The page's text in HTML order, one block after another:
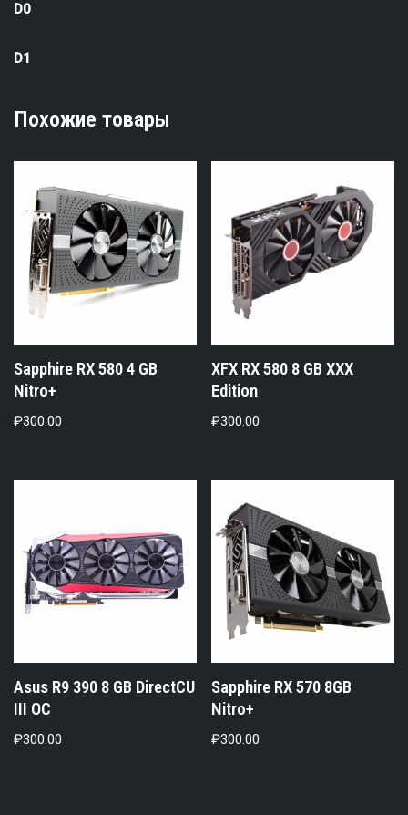
D0
D1
Похожие товары
Sapphire RX 580 4 GB
Nitro+
₽300.00
XFX RX 580 8 GB XXX
Edition
₽300.00
Asus R9 390 8 GB DirectCU
III OC
₽300.00
Sapphire RX 570 8GB
Nitro+
₽300.00